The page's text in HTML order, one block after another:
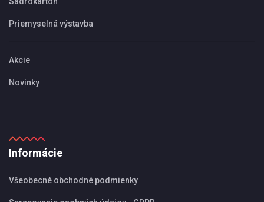
Priemyselná výstavba
Akcie
Novinky
Informácie
Všeobecné obchodné podmienky